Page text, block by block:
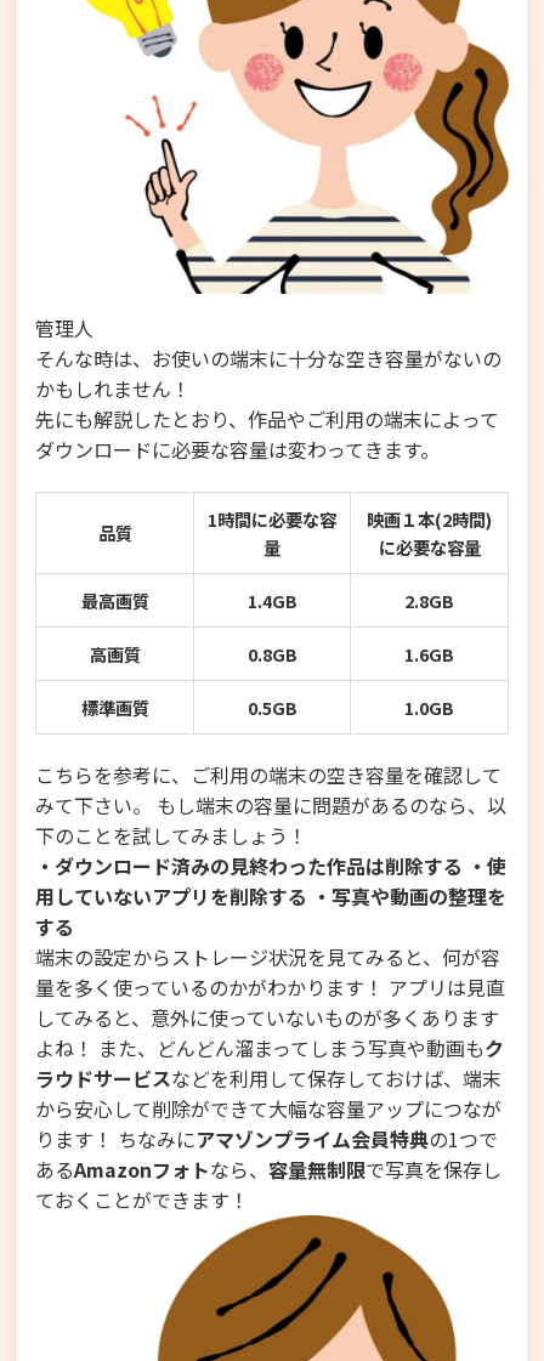
管理人
そんな時は、お使いの端末に十分な空き容量がないの
かもしれません！
先にも解説したとおり、作品やご利用の端末によって
ダウンロードに必要な容量は変わってきます。
品質
1時間に必要な容
量
映画１本(2時間)
に必要な容量
最高画質 1.4GB 2.8GB
高画質 0.8GB 1.6GB
標準画質 0.5GB 1.0GB
こちらを参考に、ご利用の端末の空き容量を確認して
みて下さい。 もし端末の容量に問題があるのなら、以
下のことを試してみましょう！
・ダウンロード済みの見終わった作品は削除する ・使
用していないアプリを削除する ・写真や動画の整理を
する
端末の設定からストレージ状況を見てみると、何が容
量を多く使っているのかがわかります！ アプリは見直
してみると、意外に使っていないものが多くあります
よね！ また、どんどん溜まってしまう写真や動画もク
ラウドサービスなどを利用して保存しておけば、端末
から安心して削除ができて大幅な容量アップにつなが
ります！ ちなみにアマゾンプライム会員特典の1つで
あるAmazonフォトなら、 容量無制限で写真を保存し
ておくことができます！